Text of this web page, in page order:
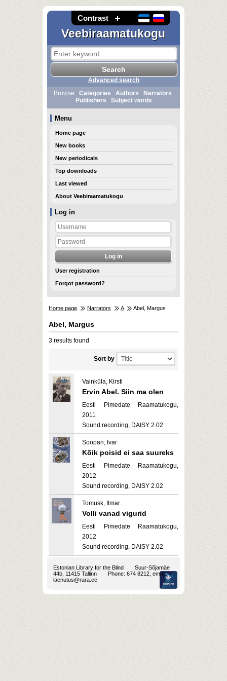
Contrast
Veebiraamatukogu
Log in
User registration
Forgot password?
Advanced search
Browse: Categories Authors
Narrators
Publishers
Subject words
Menu
Home page
New books
New periodicals
Top downloads
Last viewed
About Veebiraamatukogu
Home page Narrators A Abel, Margus
Abel, Margus
3 results found
Sort by
Vainküla, Kirsti
Ervin Abel. Siin ma olen
Eesti Pimedate Raamatukogu,
2011
Sound recording, DAISY 2.02
Soopan, Ivar
Kõik poisid ei saa suureks
Eesti Pimedate Raamatukogu,
2012
Sound recording, DAISY 2.02
Tomusk, Ilmar
Volli vanad vigurid
Eesti Pimedate Raamatukogu,
2012
Sound recording, DAISY 2.02
Estonian Library for the Blind
Suur-Sõjamäe
44b, 11415 Tallinn
Phone: 674 8212, email:
laenutus@rara.ee